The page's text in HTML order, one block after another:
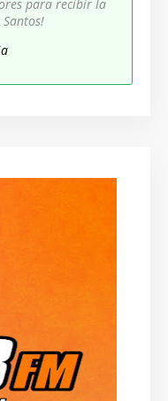
para recibir la